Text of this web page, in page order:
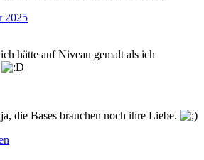
2025
hätte auf Niveau gemalt als ich
die Bases brauchen noch ihre Liebe.